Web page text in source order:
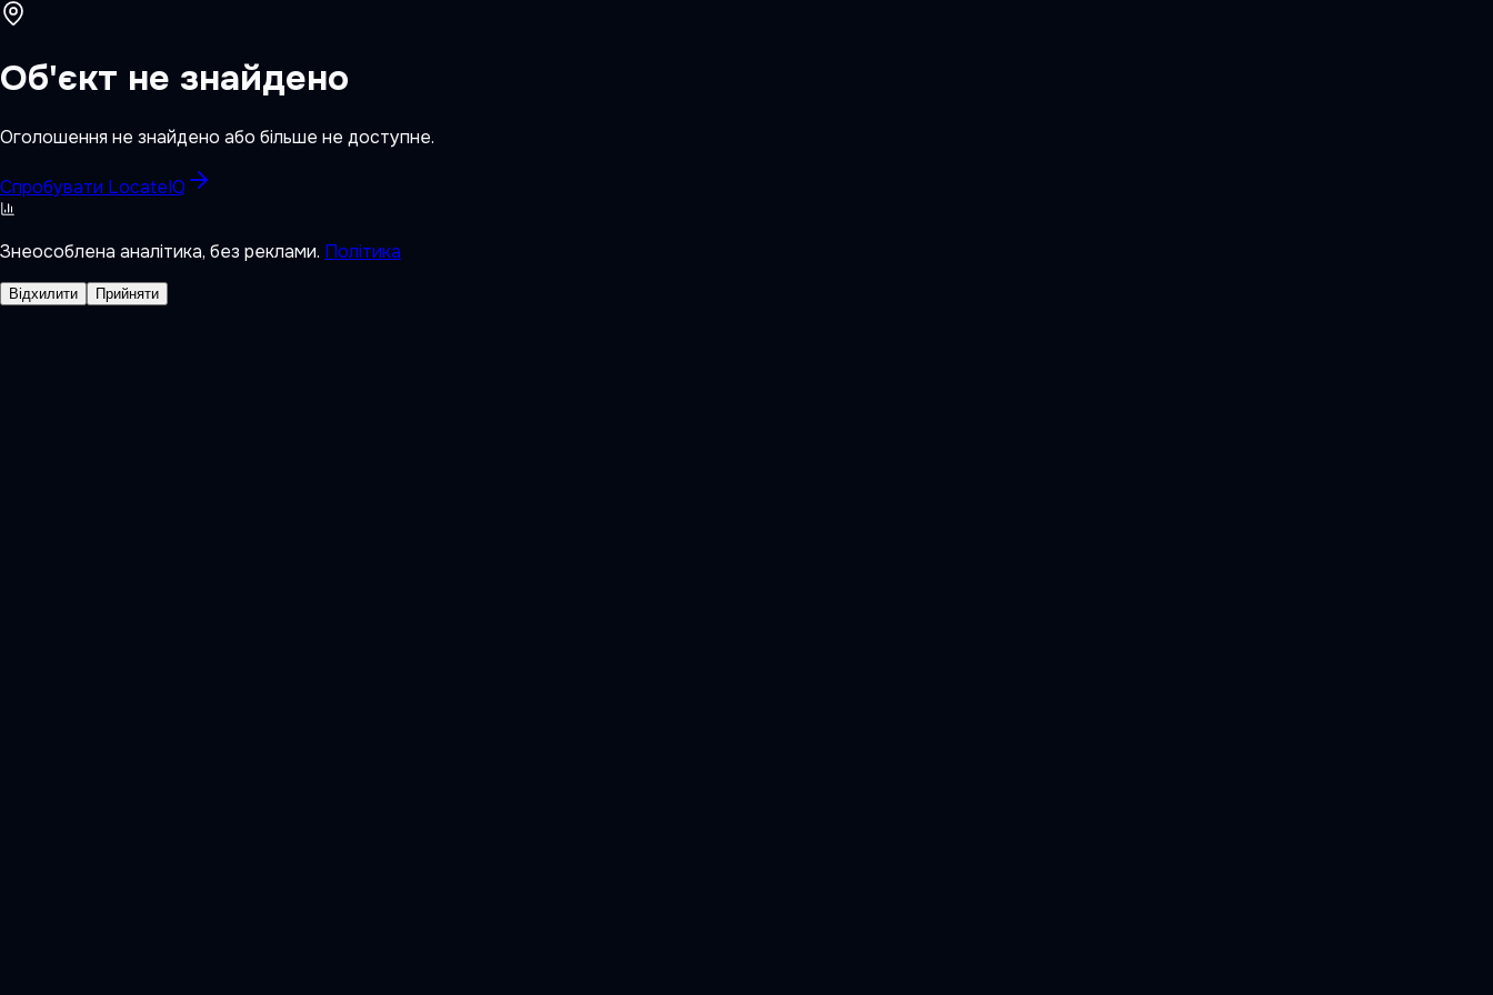
Об'єкт не знайдено
Оголошення не знайдено або більше не доступне.
Спробувати LocateIQ
Знеособлена аналітика, без реклами. Політика
Відхилити Прийняти